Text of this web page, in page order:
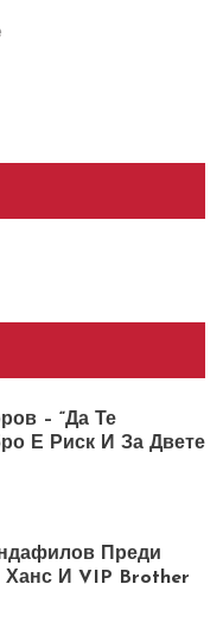
– “Да Те
Е Риск И За Двете
Преди
Ханс И VIP Brother